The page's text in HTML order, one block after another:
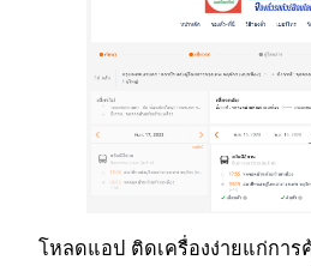
โหลดแอป ติดเครื่องง่ายแก่การ